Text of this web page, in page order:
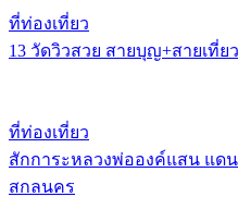
ที่ท่องเที่ยว
13 วัดวิวสวย สายบุญ+สายเที่ย
ที่ท่องเที่ยว
สักการะหลวงพ่อองค์แสน แด
สกลนคร